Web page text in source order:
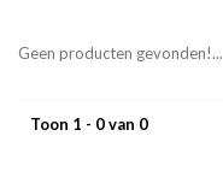
Geen producten gevonden!...
Toon 1 - 0 van 0